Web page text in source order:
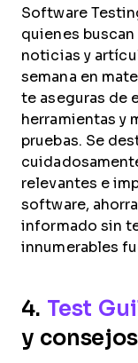
Software
quienes
noticias y
semana en
te aseguras de
herramientas y
pruebas. Se
relevantes e
software,
informado sin
innumerables
4. Test
y